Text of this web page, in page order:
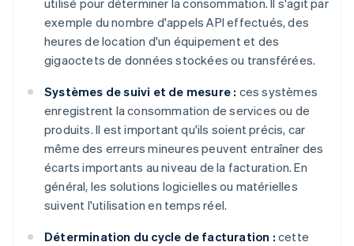
utilisé pour déterminer la consommation. Il s'agit par
exemple du nombre d'appels API effectués, des
heures de location d'un équipement et des
gigaoctets de données stockées ou transférées.
Systèmes de suivi et de mesure : ces systèmes
enregistrent la consommation de services ou de
produits. Il est important qu'ils soient précis, car
même des erreurs mineures peuvent entraîner des
écarts importants au niveau de la facturation. En
général, les solutions logicielles ou matérielles
suivent l'utilisation en temps réel.
Détermination du cycle de facturation : cette